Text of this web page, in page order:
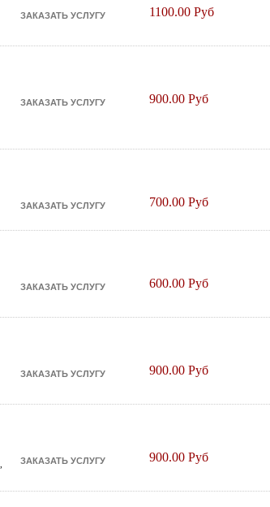
1100.00 Руб
900.00 Руб
700.00 Руб
600.00 Руб
900.00 Руб
900.00 Руб